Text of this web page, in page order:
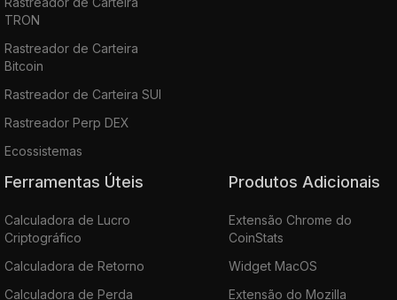
TRON
Rastreador de Carteira
Bitcoin
Rastreador de Carteira SUI
Rastreador Perp DEX
Ecossistemas
Ferramentas Úteis
Calculadora de Lucro
Criptográfico
Calculadora de Retorno
Calculadora de Perda
Produtos Adicionais
Extensão Chrome do
CoinStats
Widget MacOS
Extensão do Mozilla